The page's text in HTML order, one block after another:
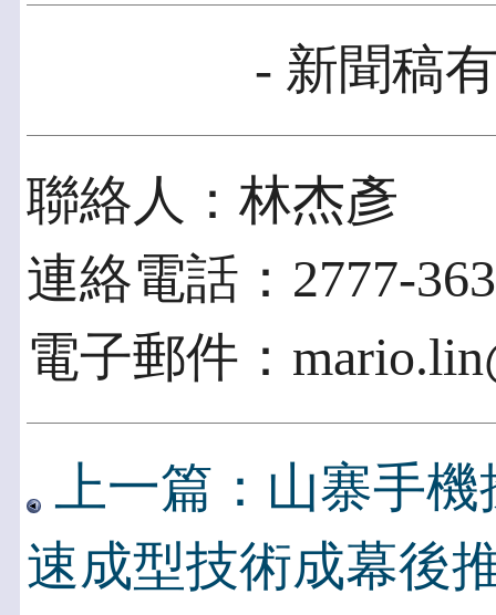
- 新聞稿
聯絡人：林杰彥
連絡電話：2777-
電子郵件：
上一篇：山寨手
速成型技術成幕後